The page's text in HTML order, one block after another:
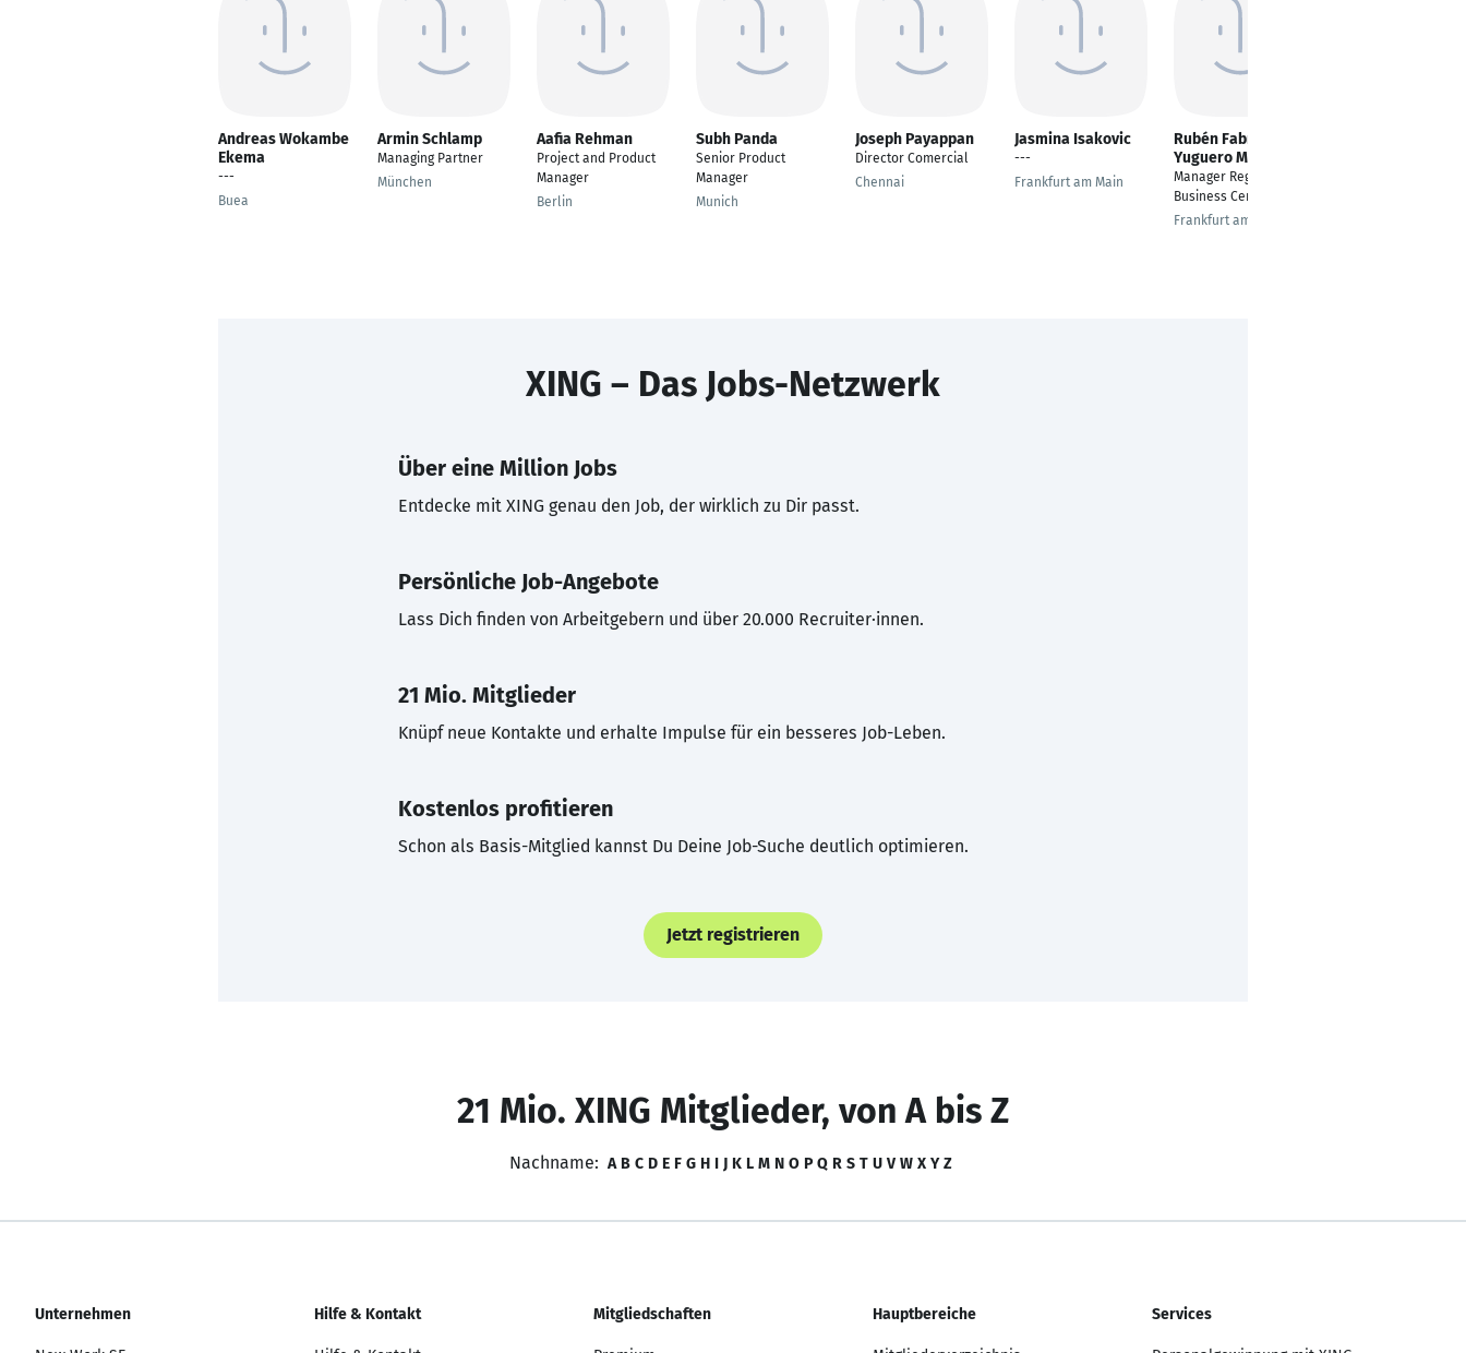
Andreas Wokambe
Ekema
---
Buea
Armin Schlamp
Managing Partner
München
Aafia Rehman
Project and Product
Manager
Berlin
Subh Panda
Senior Product
Manager
Munich
Joseph Payappan
Director Comercial
Chennai
Jasmina Isakovic
---
Frankfurt am Main
Rubén Fabra
Yuguero MBA
Manager Regional
Business Center
Frankfurt am Main
XING – Das Jobs-Netzwerk
Über eine Million Jobs
Entdecke mit XING genau den Job, der wirklich zu Dir passt.
Persönliche Job-Angebote
Lass Dich finden von Arbeitgebern und über 20.000 Recruiter·innen.
21 Mio. Mitglieder
Knüpf neue Kontakte und erhalte Impulse für ein besseres Job-Leben.
Kostenlos profitieren
Schon als Basis-Mitglied kannst Du Deine Job-Suche deutlich optimieren.
Jetzt registrieren
21 Mio. XING Mitglieder, von A bis Z
Nachname: A B C D E F G H I J K L M N O P Q R S T U V W X Y Z
Unternehmen Hilfe & Kontakt Mitgliedschaften Hauptbereiche Services